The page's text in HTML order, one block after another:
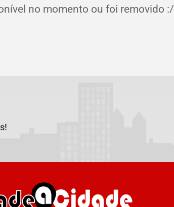
no momento ou foi removido :/